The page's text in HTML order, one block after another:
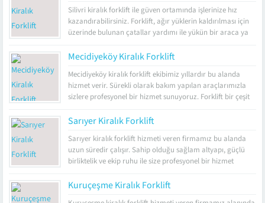
belirli bir yüksekliğe taşımaya...
Silivri kiralık forklift ile güven ortamında işlerinize hız
kazandırabilirsiniz. Forklift, ağır yüklerin kaldırılması için
üzerinde bulunan çatallar yardımı ile yükün bir araca ya
görev görür. Bu makine genellikle palet üstüne
amacıyla kullanılır. Gün içinde...
Mecidiyeköy Kiralık Forklift
Mecidiyeköy kiralık forklift ekibimiz yıllardır bu alanda
hizmet verir. Sürekli olarak bakım yapılan araçlarımızla
sizlere profesyonel bir hizmet sunuyoruz. Forklift bir çeşit
rahatlıkla kullanabilir. Böylelikle hem iş gücünden hem de
teknolojinin gelişmesi ile birlikte insan gücünün...
Sarıyer Kiralık Forklift
Sarıyer kiralık forklift hizmeti veren firmamız bu alanda
uzun süredir çalışır. Sahip olduğu sağlam altyapı, güçlü
birliktelik ve ekip ruhu ile size profesyonel bir hizmet
şekilde yaparız. Çatalları yardımı ile yükü kavrayarak
Kuruçeşme Kiralık Forklift